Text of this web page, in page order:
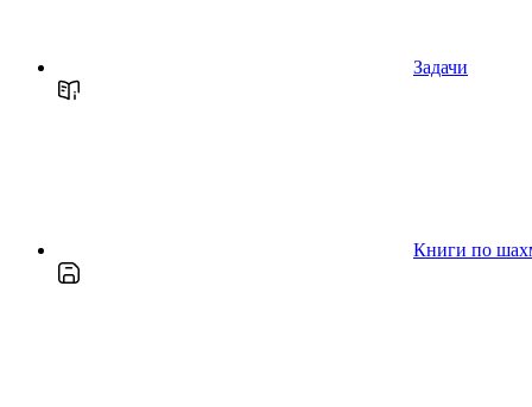
Задачи
Книги по